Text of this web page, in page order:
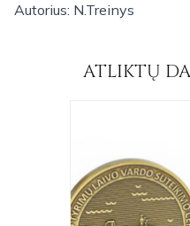
Autorius: N.Treinys
ATLIKTŲ